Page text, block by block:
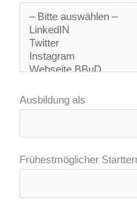
Ausbildung als
Frühestmöglicher